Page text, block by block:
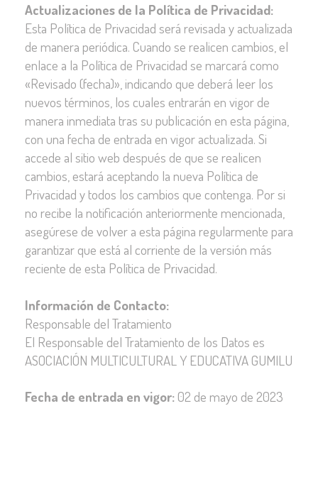
Actualizaciones de la Política de Privacidad:
Esta Política de Privacidad será revisada y actualizada
de manera periódica. Cuando se realicen cambios, el
enlace a la Política de Privacidad se marcará como
«Revisado (fecha)», indicando que deberá leer los
nuevos términos, los cuales entrarán en vigor de
manera inmediata tras su publicación en esta página,
con una fecha de entrada en vigor actualizada. Si
accede al sitio web después de que se realicen
cambios, estará aceptando la nueva Política de
Privacidad y todos los cambios que contenga. Por si
no recibe la notificación anteriormente mencionada,
asegúrese de volver a esta página regularmente para
garantizar que está al corriente de la versión más
reciente de esta Política de Privacidad.
Información de Contacto:
Responsable del Tratamiento
El Responsable del Tratamiento de los Datos es
ASOCIACIÓN MULTICULTURAL Y EDUCATIVA GUMILU
Fecha de entrada en vigor: 02 de mayo de 2023